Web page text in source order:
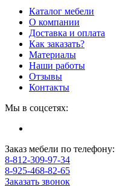
Каталог мебели
О компании
Доставка и оплата
Как заказать?
Материалы
Наши работы
Отзывы
Контакты
Мы в соцсетях:
Заказ мебели по телефону:
8-812-309-97-34
8-925-468-82-65
Заказать звонок